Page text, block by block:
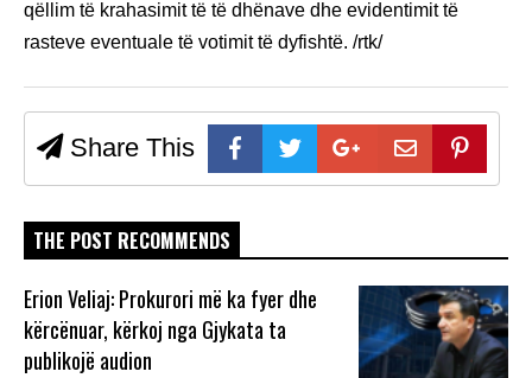
qëllim të krahasimit të të dhënave dhe evidentimit të
rasteve eventuale të votimit të dyfishtë. /rtk/
Share This
THE POST RECOMMENDS
Erion Veliaj: Prokurori më ka fyer dhe
kërcënuar, kërkoj nga Gjykata ta
publikojë audion